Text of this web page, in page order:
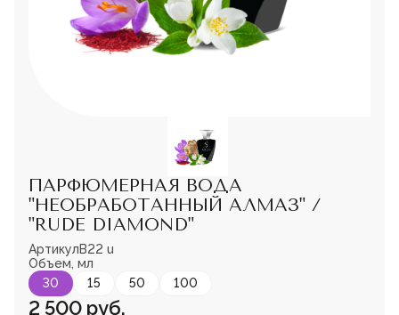
Доставка и оплата
+7-987-089-69-00
8 (800) 600-94-04
Заказать звонок
ПАРФЮМЕРНАЯ ВОДА
"НЕОБРАБОТАННЫЙ АЛМАЗ" /
"RUDE DIAMOND"
АртикулB22 u
Объем, мл
30
15 50 100
2 500 руб.
зарегистрируйтесь,